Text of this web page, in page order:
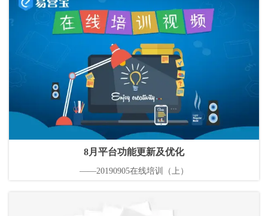
8月平台功能更新及优化
——20190905在线培训（上）